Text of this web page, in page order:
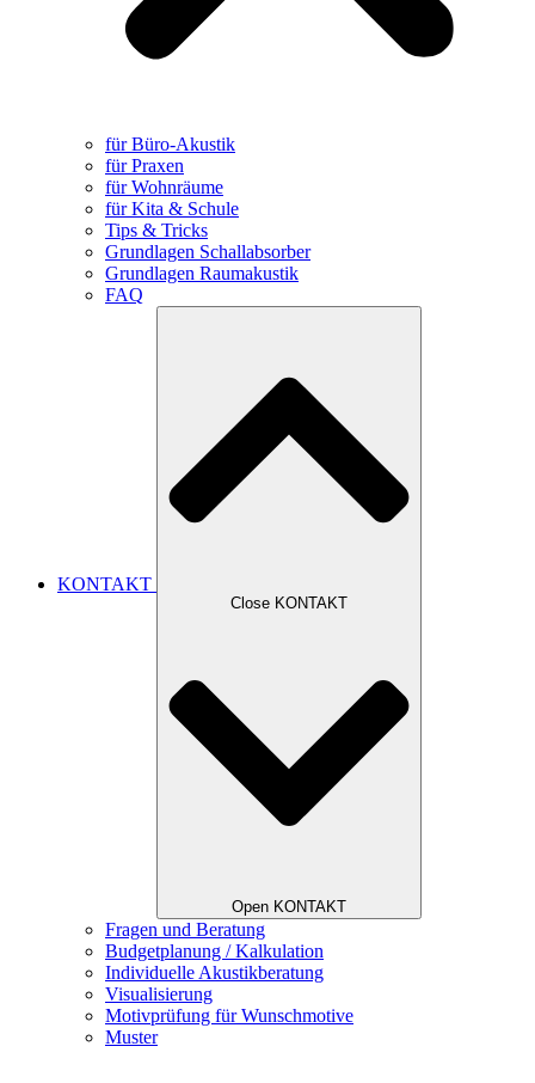
für Büro-Akustik
für Praxen
für Wohnräume
für Kita & Schule
Tips & Tricks
Grundlagen Schallabsorber
Grundlagen Raumakustik
FAQ
KONTAKT
Close KONTAKT
Open KONTAKT
Fragen und Beratung
Budgetplanung / Kalkulation
Individuelle Akustikberatung
Visualisierung
Motivprüfung für Wunschmotive
Muster